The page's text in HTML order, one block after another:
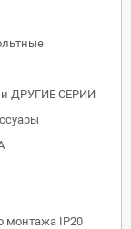
ДРУГИЕ СЕРИИ
монтажа IP20